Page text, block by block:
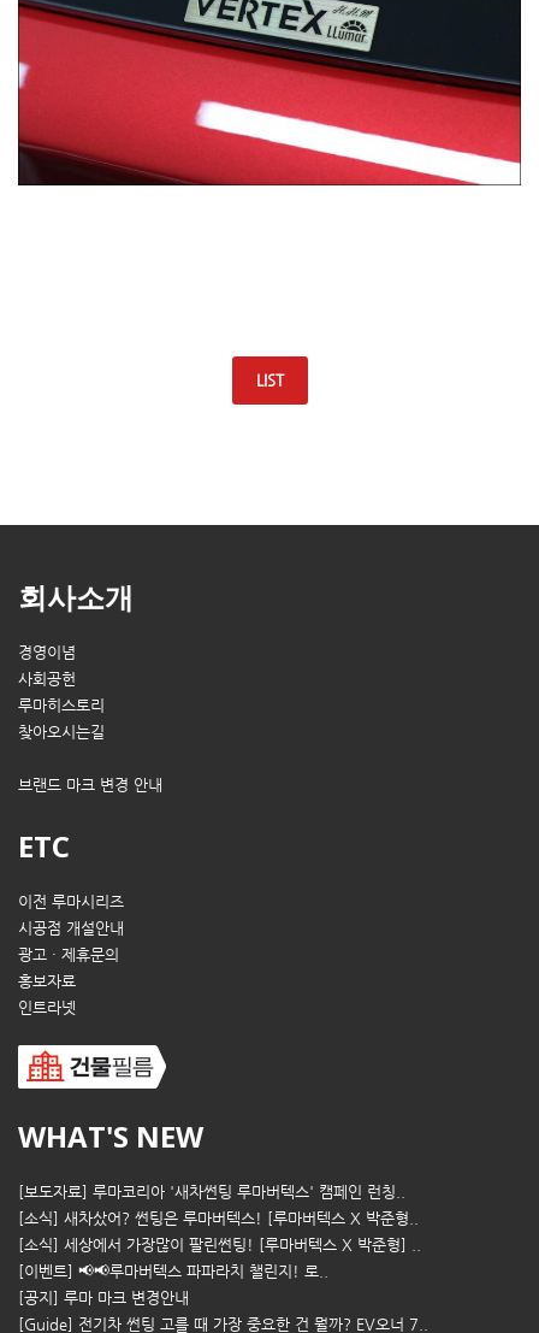
LIST
회사소개
경영이념
사회공헌
루마히스토리
찾아오시는길
브랜드 마크 변경 안내
ETC
이전 루마시리즈
시공점 개설안내
광고 · 제휴문의
홍보자료
인트라넷
WHAT'S NEW
[보도자료] 루마코리아 '새차썬팅 루마버텍스' 캠페인 런칭..
[소식] 새차샀어? 썬팅은 루마버텍스! [루마버텍스 X 박준형..
[소식] 세상에서 가장많이 팔린썬팅! [루마버텍스 X 박준형] ..
[이벤트] 📢📢루마버텍스 파파라치 챌린지! 로..
[공지] 루마 마크 변경안내
[Guide] 전기차 썬팅 고를 때 가장 중요한 건 뭘까? EV오너 7..